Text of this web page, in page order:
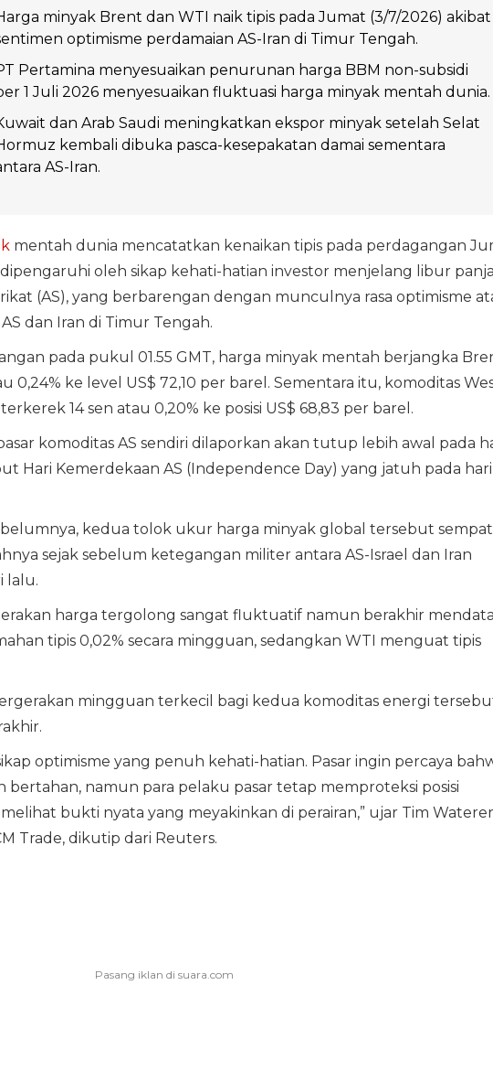
minyak Brent dan WTI naik tipis pada Jumat (3/7/2026) akibat
optimisme perdamaian AS-Iran di Timur Tengah.
Pertamina menyesuaikan penurunan harga BBM non-subsidi
1 Juli 2026 menyesuaikan fluktuasi harga minyak mentah dunia.
dan Arab Saudi meningkatkan ekspor minyak setelah Selat
kembali dibuka pasca-kesepakatan damai sementara
AS-Iran.
mentah dunia mencatatkan kenaikan tipis pada perdagangan
oleh sikap kehati-hatian investor menjelang libur
(AS), yang berbarengan dengan munculnya rasa optimisme
dan Iran di Timur Tengah.
pada pukul 01.55 GMT, harga minyak mentah berjangka
0,24% ke level US$ 72,10 per barel. Sementara itu, komoditas
14 sen atau 0,20% ke posisi US$ 68,83 per barel.
komoditas AS sendiri dilaporkan akan tutup lebih awal pada
Hari Kemerdekaan AS (Independence Day) yang jatuh pada hari
kedua tolok ukur harga minyak global tersebut sempat
sejak sebelum ketegangan militer antara AS-Israel dan Iran
lalu.
harga tergolong sangat fluktuatif namun berakhir
tipis 0,02% secara mingguan, sedangkan WTI menguat tipis
mingguan terkecil bagi kedua komoditas energi
optimisme yang penuh kehati-hatian. Pasar ingin percaya
bertahan, namun para pelaku pasar tetap memproteksi posisi
bukti nyata yang meyakinkan di perairan,” ujar Tim
Trade, dikutip dari Reuters.